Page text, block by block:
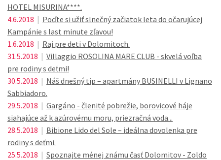
HOTEL MISURINA****.
4.6.2018 | Poďte si užiť slnečný začiatok leta do očarujúcej
Kampánie s last minute zľavou!
1.6.2018 | Raj pre deti v Dolomitoch.
31.5.2018 | Villaggio ROSOLINA MARE CLUB - skvelá voľba
pre rodiny s deťmi!
30.5.2018 | Náš dnešný tip – apartmány BUSINELLI v Lignano
Sabbiadoro.
29.5.2018 | Gargáno - členité pobrežie, borovicové háje
siahajúce až k azúrovému moru, priezračná voda...
28.5.2018 | Bibione Lido del Sole – ideálna dovolenka pre
rodiny s deťmi.
25.5.2018 | Spoznajte ménej známu časť Dolomitov - Zoldo